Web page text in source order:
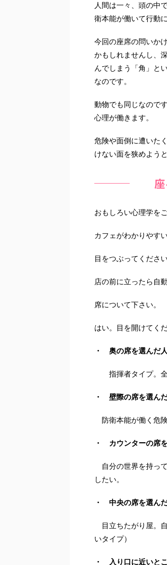
人間は一々、頭の中
衛本能が働いて行動
今回の座席の問いか
かもしれませんし、
んでしまう「角」と
なのです。
動物でも同じなので
心理が働きます。
危険や面倒に遭いた
けない面を狭めよう
おもしろい心理学を
カフェがわかりやす
目をつぶってください
店の前に立ったら自
席について下さい。
はい。目を開けてく
・ 奥の席を選んだ人
指揮者タイプ。全
・ 壁際の席を選ん
防衛本能が働く危
・ カウンターの席
自分の世界を持っ
したい。
・ 中央の席を選ん
目立ちたがり屋。
いタイプ）
・ 入り口に近いと